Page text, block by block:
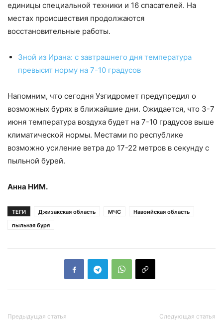
единицы специальной техники и 16 спасателей. На
местах происшествия продолжаются
восстановительные работы.
Зной из Ирана: с завтрашнего дня температура
превысит норму на 7-10 градусов
Напомним, что сегодня Узгидромет предупредил о
возможных бурях в ближайшие дни. Ожидается, что 3-7
июня температура воздуха будет на 7-10 градусов выше
климатической нормы. Местами по республике
возможно усиление ветра до 17-22 метров в секунду с
пыльной бурей.
Анна НИМ.
ТЕГИ Джизакская область МЧС
Навоийская область
пыльная буря
Предыдущая статья Следующая статья